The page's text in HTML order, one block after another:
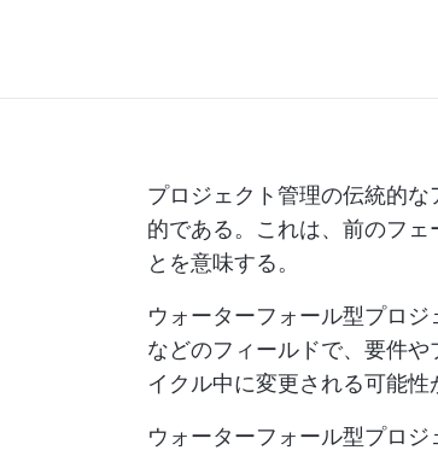
プロジェクト管理の伝統的
的である。これは、前のフ
とを意味する。
ウォーターフォール型プロ
などのフィールドで、要件
イクル中に変更される可能性
ウォーターフォール型プロ